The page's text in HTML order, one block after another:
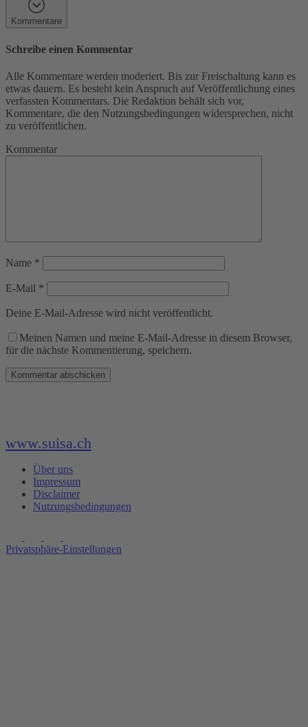
Kommentare
Schreibe einen Kommentar
Alle Kommentare werden moderiert. Bis zur Freischaltung kann es
etwas dauern. Es besteht kein Anspruch auf Veröffentlichung eines
verfassten Kommentars. Die Redaktion behält sich vor,
Kommentare, die den Nutzungsbedingungen widersprechen, nicht
zu veröffentlichen.
Kommentar
Name *
E-Mail *
Deine E-Mail-Adresse wird nicht veröffentlicht.
Meinen Namen und meine E-Mail-Adresse in diesem Browser,
für die nächste Kommentierung, speichern.
www.suisa.ch
Über uns
Impressum
Disclaimer
Nutzungsbedingungen
Privatsphäre-Einstellungen